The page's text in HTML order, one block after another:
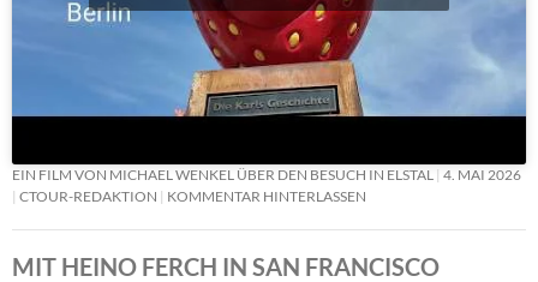
EIN FILM VON MICHAEL WENKEL ÜBER DEN BESUCH IN ELSTAL
4. MAI 2026
CTOUR-REDAKTION
KOMMENTAR HINTERLASSEN
MIT HEINO FERCH IN SAN FRANCISCO